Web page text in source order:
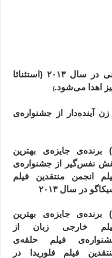
۱) برنده‌ی نخل طلای بهترین کارگردانی در سال ۲۰۱۳ (استثنائا
اهدا می‌شود.)
آینده‌دار از جشنواره‌ی
۳) برنده‌ی جایزه‌ی بهترین
نفس‌گیر از جشنواره‌ی
انجمن منتقدین فیلم
در سال ۲۰۱۳
۴) برنده‌ی جایزه‌ی بهترین
خارجی زبان از
فیلم حلقه‌ی
فیلم فلوریدا در